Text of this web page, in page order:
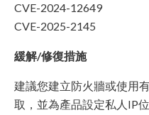
CVE-2024-12649
CVE-2025-2145
緩解/修復措施
建議您建立防火牆或使用
取，並為產品設定私人IP位